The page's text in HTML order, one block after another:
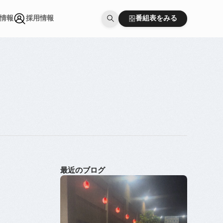
報
採用情報
番組表をみる
番組表をみる
最近のブログ